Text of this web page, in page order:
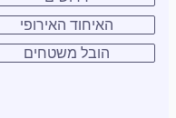
האיחוד האירופי
הובל משטחים